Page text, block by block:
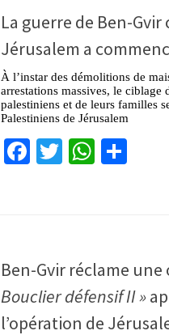
La guerre de Ben-
Jérusalem a
À l’instar des démolitions de
arrestations massives, le ciblage
palestiniens et de leurs familles
Palestiniens de Jérusalem
Facebook
Twitter
Ben-Gvir réclame
Bouclier défensif II »
l’opération de